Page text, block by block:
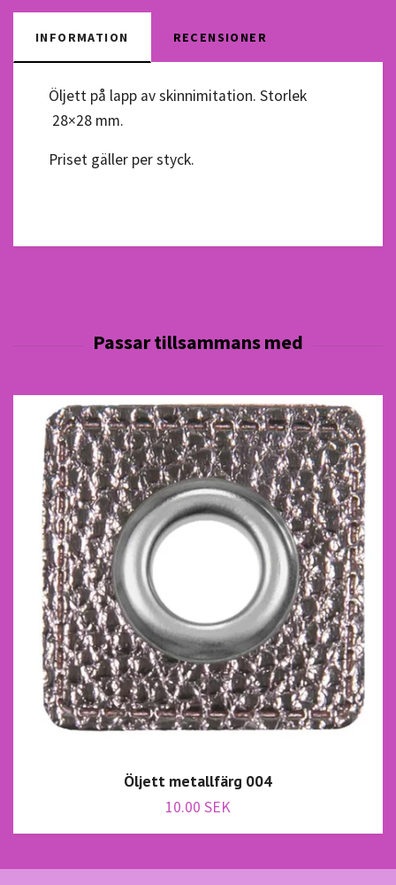
INFORMATION RECENSIONER
Öljett på lapp av skinnimitation. Storlek
28×28 mm.
Priset gäller per styck.
Öljett metallfärg 004
10.00 SEK